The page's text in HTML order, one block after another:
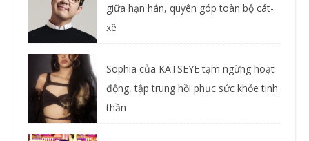
giữa hạn hán, quyên góp toàn bộ cát-
xê
Sophia của KATSEYE tạm ngừng hoạt
động, tập trung hồi phục sức khỏe tinh
thần